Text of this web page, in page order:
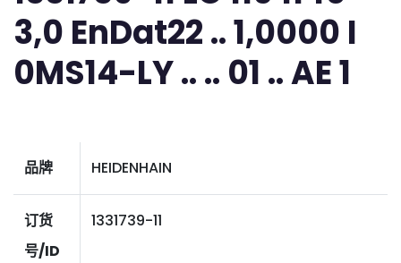
3,0 EnDat22 .. 1,0000 I
0MS14-LY .. .. 01 .. AE 1
品牌 HEIDENHAIN
订货
号/ID
1331739-11